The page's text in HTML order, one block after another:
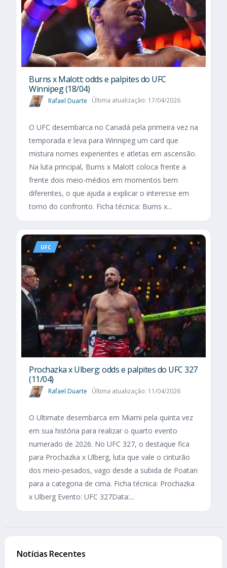
Burns x Malott: odds e palpites do UFC
Winnipeg (18/04)
Rafael Duarte Última atualização: 17/04/2026
O UFC desembarca no Canadá pela primeira vez na
temporada e leva para Winnipeg um card que
mistura nomes experientes e atletas em ascensão.
Na luta principal, Burns x Malott coloca frente a
frente dois meio-médios em momentos bem
diferentes, o que ajuda a explicar o interesse em
torno do confronto. Ficha técnica: Burns x...
UFC
Prochazka x Ulberg: odds e palpites do UFC 327
(11/04)
Rafael Duarte Última atualização: 11/04/2026
O Ultimate desembarca em Miami pela quinta vez
em sua história para realizar o quarto evento
numerado de 2026. No UFC 327, o destaque fica
para Prochazka x Ulberg, luta que vale o cinturão
dos meio-pesados, vago desde a subida de Poatan
para a categoria de cima. Ficha técnica: Prochazka
x Ulberg Evento: UFC 327Data:...
Notícias Recentes